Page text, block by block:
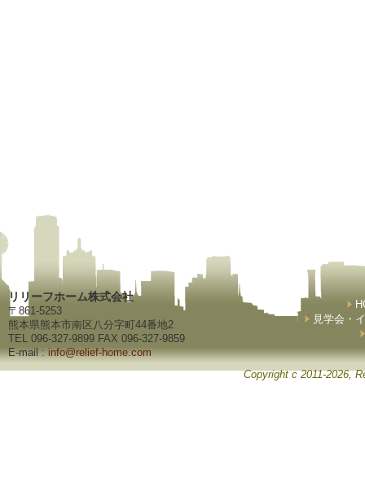
リリーフホーム株式会社
〒861-5253
熊本県熊本市南区八分字町44番地2
TEL 096-327-9899 FAX 096-327-9859
E-mail :info@relief-home.com
見学会・
Copyright c 2011-2026,